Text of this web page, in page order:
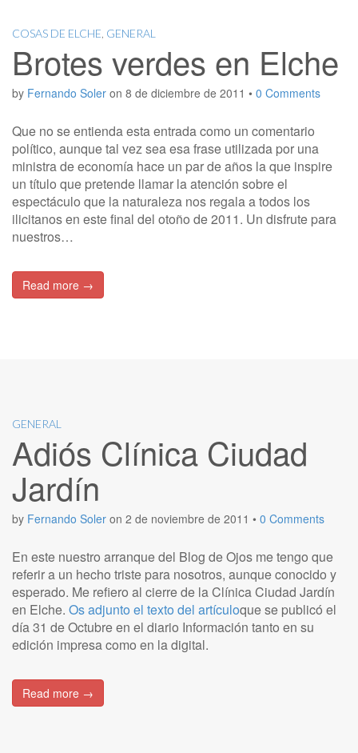
COSAS DE ELCHE GENERAL
Brotes verdes en Elche
by Fernando Soler on 8 de diciembre de 2011 • 0 Comments
Que no se entienda esta entrada como un comentario
político, aunque tal vez sea esa frase utilizada por una
ministra de economía hace un par de años la que inspire
un título que pretende llamar la atención sobre el
espectáculo que la naturaleza nos regala a todos los
ilicitanos en este final del otoño de 2011. Un disfrute para
nuestros…
Read more →
GENERAL
Adiós Clínica Ciudad
Jardín
by Fernando Soler on 2 de noviembre de 2011 • 0 Comments
En este nuestro arranque del Blog de Ojos me tengo que
referir a un hecho triste para nosotros, aunque conocido y
esperado. Me refiero al cierre de la Clínica Ciudad Jardín
en Elche. Os adjunto el texto del artículoque se publicó el
día 31 de Octubre en el diario Información tanto en su
edición impresa como en la digital.
Read more →